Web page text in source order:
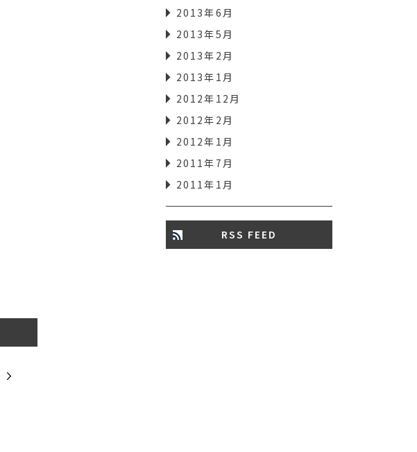
2013年6月
2013年5月
2013年2月
2013年1月
2012年12月
2012年2月
2012年1月
2011年7月
2011年1月
RSS FEED